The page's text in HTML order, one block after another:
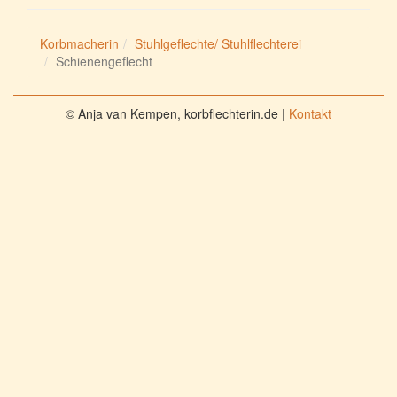
Korbmacherin
Stuhlgeflechte/ Stuhlflechterei
Schienengeflecht
© Anja van Kempen, korbflechterin.de | Kontakt